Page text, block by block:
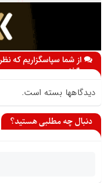
از شما سپاسگزاریم که
می گذارید
دیدگاهها بسته است.
دنبال چه مطلبی هستید؟